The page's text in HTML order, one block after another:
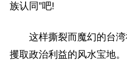
族认同”吧!
这样撕裂而魔幻的台
攫取政治利益的风水宝地。